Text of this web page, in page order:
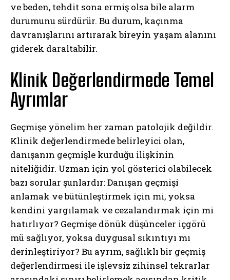
ve beden, tehdit sona ermiş olsa bile alarm
durumunu sürdürür. Bu durum, kaçınma
davranışlarını artırarak bireyin yaşam alanını
giderek daraltabilir.
Klinik Değerlendirmede Temel
Ayrımlar
Geçmişe yönelim her zaman patolojik değildir.
Klinik değerlendirmede belirleyici olan,
danışanın geçmişle kurduğu ilişkinin
niteliğidir. Uzman için yol gösterici olabilecek
bazı sorular şunlardır: Danışan geçmişi
anlamak ve bütünleştirmek için mi, yoksa
kendini yargılamak ve cezalandırmak için mi
hatırlıyor? Geçmişe dönük düşünceler içgörü
mü sağlıyor, yoksa duygusal sıkıntıyı mı
derinleştiriyor? Bu ayrım, sağlıklı bir geçmiş
değerlendirmesi ile işlevsiz zihinsel tekrarlar